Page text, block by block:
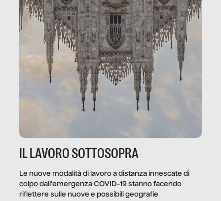
IL LAVORO SOTTOSOPRA
Le nuove modalità di lavoro a distanza innescate di
colpo dall’emergenza COVID-19 stanno facendo
riflettere sulle nuove e possibili geografie